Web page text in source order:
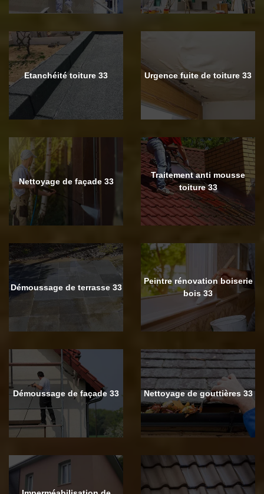
Etanchéité toiture 33 Urgence fuite de toiture 33
Nettoyage de façade 33
Traitement anti mousse
toiture 33
Démoussage de terrasse 33
Peintre rénovation boiserie
bois 33
Démoussage de façade 33 Nettoyage de gouttières 33